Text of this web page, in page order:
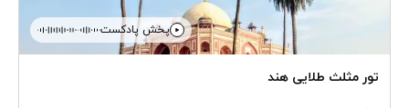
تور مثلث طلایی هند
پخش پادکست